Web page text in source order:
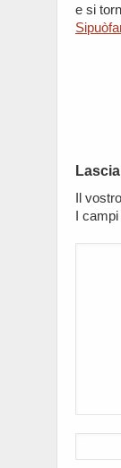
e si
Il
I